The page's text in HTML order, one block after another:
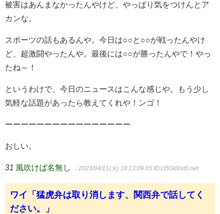
被害はあんまなかったんやけど、やっぱり気をつけんとア
カンな。
スポーツの話もあるんや。今日は○○と○○が戦ったんやけ
ど、超激闘やったんや。最後には○○が勝ったんやで！やっ
たね～！
というわけで、今日のニュースはこんな感じや。もう少し
気軽な話題があったら教えてくれや！ンゴ！
ーーーーーーーーーーーーーーーー
おしい。
31 風吹けば名無し ：2023/04/11(火) 18:13:09.65 ID:lJ5GdXvt0.net
ワイ「猛虎弁は取り消します、関西弁で話してく
ださい。」